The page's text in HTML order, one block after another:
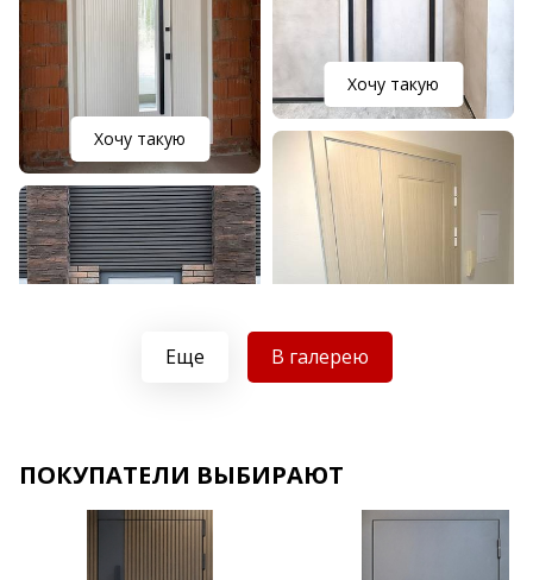
Хочу такую
Хочу такую
Еще В галерею
ПОКУПАТЕЛИ ВЫБИРАЮТ